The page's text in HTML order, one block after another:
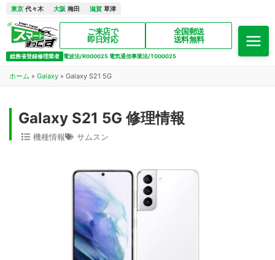
東京 代々木 大阪 梅田 滋賀 草津
ご来店で
即日対応
全国郵送
送料無料
総務省登録修理業者 電波法/R000025 電気通信事業法/T000025
ホーム » Galaxy » Galaxy S21 5G
Galaxy S21 5G 修理情報
機種情報 サムスン